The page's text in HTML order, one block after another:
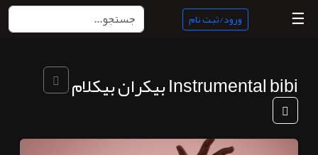
منبع
ناب
☰ ورود/ثبت نام
Instrumental bibi بیکران بیکلام